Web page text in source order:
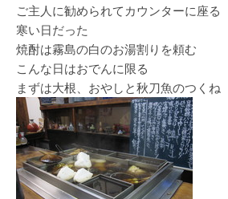
ご主人に勧められてカウンターに座る
寒い日だった
焼酎は霧島の白のお湯割りを頼む
こんな日はおでんに限る
まずは大根、おやしと秋刀魚のつくね